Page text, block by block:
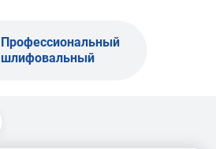
Профессиональный
шлифовальный